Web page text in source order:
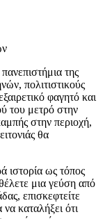
της
πολιτιστικούς
φαγητό και
του μετρό στην
στην περιοχή,
θα
ιστορία ως τόπος
μια γεύση από
επισκεφτείτε
καταλήξει ότι